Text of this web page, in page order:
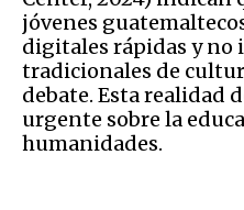
jóvenes
digitales rápidas y no
tradicionales de
debate. Esta realidad
urgente sobre la
humanidades.